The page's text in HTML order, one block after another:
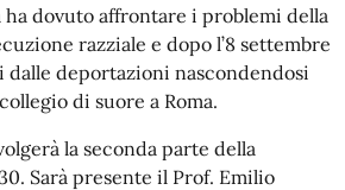
ha dovuto affrontare i problemi della
razziale e dopo l’8 settembre
dalle deportazioni nascondendosi
di suore a Roma.
la seconda parte della
Sarà presente il Prof. Emilio